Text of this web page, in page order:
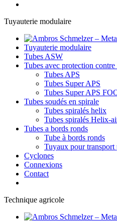
Tuyauterie modulaire
Tuyauterie modulaire
Tubes ASW
Tubes avec protection contre
Tubes APS
Tubes Super APS
Tubes Super APS
Tubes soudés en spirale
Tubes spiralés helix
Tubes spiralés Helix-
Tubes a bords ronds
Tube à bords ronds
Tuyaux pour transport
Cyclones
Connexions
Contact
Technique agricole